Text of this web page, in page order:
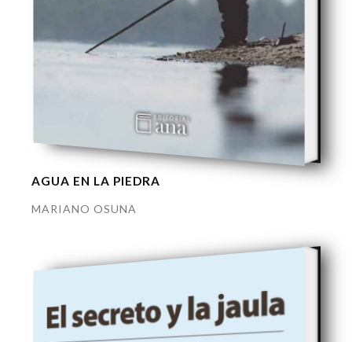
AGUA EN LA PIEDRA
MARIANO OSUNA